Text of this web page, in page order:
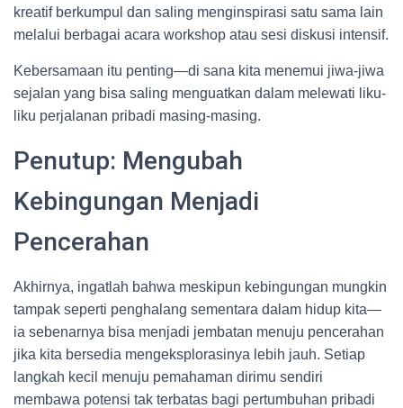
kreatif berkumpul dan saling menginspirasi satu sama lain
melalui berbagai acara workshop atau sesi diskusi intensif.
Kebersamaan itu penting—di sana kita menemui jiwa-jiwa
sejalan yang bisa saling menguatkan dalam melewati liku-
liku perjalanan pribadi masing-masing.
Penutup: Mengubah
Kebingungan Menjadi
Pencerahan
Akhirnya, ingatlah bahwa meskipun kebingungan mungkin
tampak seperti penghalang sementara dalam hidup kita—
ia sebenarnya bisa menjadi jembatan menuju pencerahan
jika kita bersedia mengeksplorasinya lebih jauh. Setiap
langkah kecil menuju pemahaman dirimu sendiri
membawa potensi tak terbatas bagi pertumbuhan pribadi